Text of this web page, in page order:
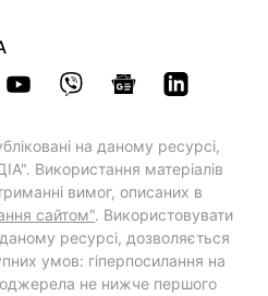
на даному ресурсі,
Використання матеріалів
вимог, описаних в
сайтом". Використовувати
ресурсі, дозволяється
умов: гіперпосилання на
не нижче першого